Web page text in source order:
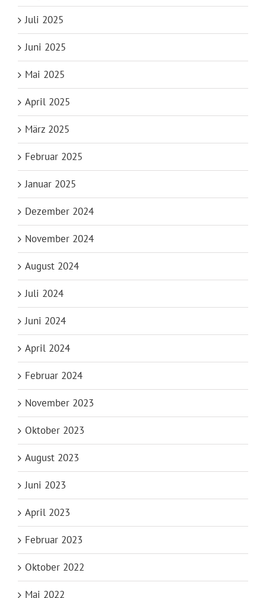
Juli 2025
Juni 2025
Mai 2025
April 2025
März 2025
Februar 2025
Januar 2025
Dezember 2024
November 2024
August 2024
Juli 2024
Juni 2024
April 2024
Februar 2024
November 2023
Oktober 2023
August 2023
Juni 2023
April 2023
Februar 2023
Oktober 2022
Mai 2022